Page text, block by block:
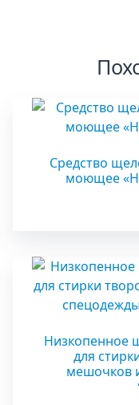
Средство
моющее
Низкопенное
для
мешочков